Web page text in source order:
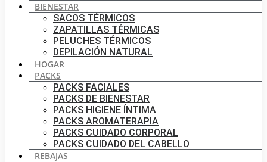
BIENESTAR
SACOS TÉRMICOS
ZAPATILLAS TÉRMICAS
PELUCHES TÉRMICOS
DEPILACIÓN NATURAL
HOGAR
PACKS
PACKS FACIALES
PACKS DE BIENESTAR
PACKS HIGIENE ÍNTIMA
PACKS AROMATERAPIA
PACKS CUIDADO CORPORAL
PACKS CUIDADO DEL CABELLO
REBAJAS